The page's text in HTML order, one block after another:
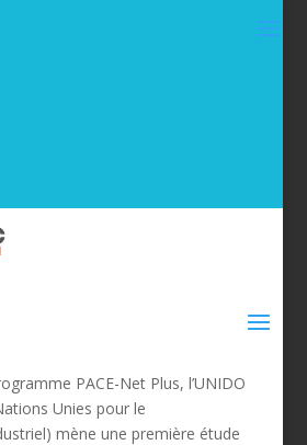
PACE-Net Plus, l’UNIDO
Unies pour le
mène une première étude